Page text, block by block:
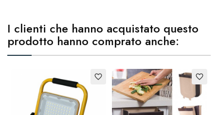
I clienti che hanno acquistato questo
prodotto hanno comprato anche:
favorite_border favorite_border